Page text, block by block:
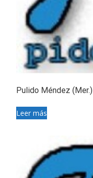
Pulido Méndez (Mer.)
Leer más